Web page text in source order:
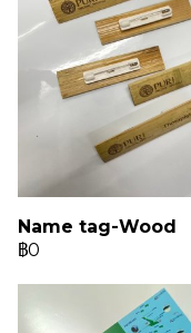
Name tag-Wood
฿0